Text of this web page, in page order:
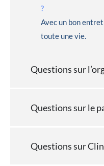
?
Avec un bon
toute une vie.
Questions sur
Questions sur le
Questions sur